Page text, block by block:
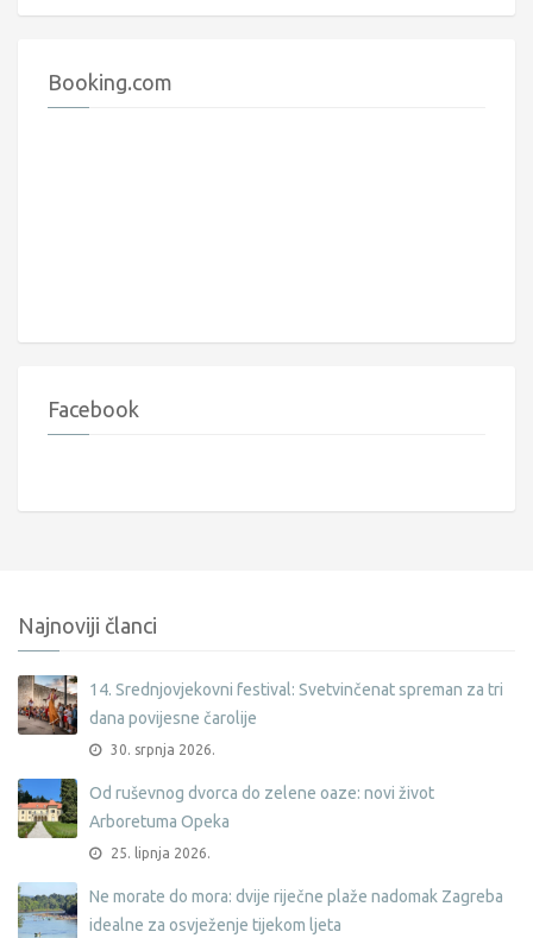
Booking.com
Facebook
Najnoviji članci
14. Srednjovjekovni festival: Svetvinčenat spreman za tri
dana povijesne čarolije
30. srpnja 2026.
Od ruševnog dvorca do zelene oaze: novi život
Arboretuma Opeka
25. lipnja 2026.
Ne morate do mora: dvije riječne plaže nadomak Zagreba
idealne za osvježenje tijekom ljeta